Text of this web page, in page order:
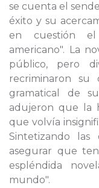
se cuenta el
éxito y su
en cuestión
americano". La
público, pero
recriminaron su
gramatical de
adujeron que la
que volvía
Sintetizando
asegurar que
espléndida
mundo".